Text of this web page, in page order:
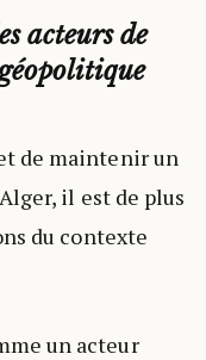
acteurs de
de maintenir un
il est de plus
du contexte
un acteur